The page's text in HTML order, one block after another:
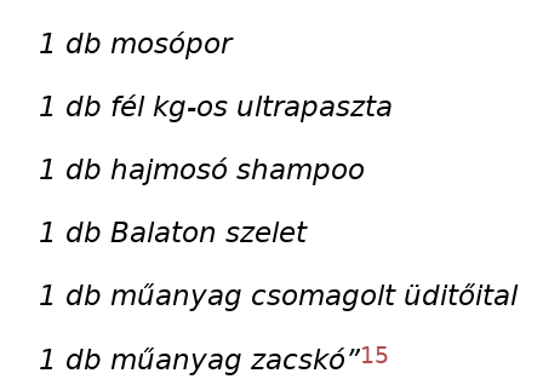
1 db mosópor
1 db fél kg-os ultrapaszta
1 db hajmosó shampoo
1 db Balaton szelet
1 db műanyag csomagolt üditőital
1 db műanyag zacskó”15